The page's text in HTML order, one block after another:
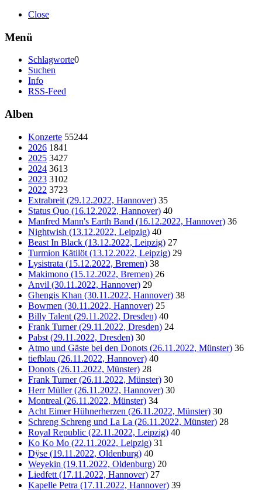
Close
Menü
Schlagworte0
Suchen
Info
RSS-Feed
Alben
Konzerte 55244
2026 1841
2025 3427
2024 3613
2023 3102
2022 3723
Extrabreit (29.12.2022, Hannover) 35
Status Quo (16.12.2022, Hannover) 40
Manfred Mann's Earth Band (16.12.2022, Hannover) 36
Nightwish (13.12.2022, Leipzig) 40
Beast In Black (13.12.2022, Leipzig) 27
Turmion Kätilöt (13.12.2022, Leipzig) 29
Lysistrata (15.12.2022, Bremen) 38
Makimono (15.12.2022, Bremen) 26
Anvil (30.11.2022, Hannover) 29
Ghengis Khan (30.11.2022, Hannover) 38
Bowmen (30.11.2022, Hannover) 25
Billy Talent (29.11.2022, Dresden) 40
Frank Turner (29.11.2022, Dresden) 24
Pabst (29.11.2022, Dresden) 30
Atmo und Gäste bei den Donots (26.11.2022, Münster) 36
tiefblau (26.11.2022, Hannover) 40
Donots (26.11.2022, Münster) 28
Frank Turner (26.11.2022, Münster) 30
Herr Müller (26.11.2022, Hannover) 30
Montreal (26.11.2022, Münster) 34
Acht Eimer Hühnerherzen (26.11.2022, Münster) 30
Schreng Schreng und La La (26.11.2022, Münster) 28
Royal Republic (22.11.2022, Leipzig) 40
Ko Ko Mo (22.11.2022, Leipzig) 31
Dÿse (19.11.2022, Oldenburg) 40
Weyekin (19.11.2022, Oldenburg) 20
Liedfett (17.11.2022, Hannover) 27
Kapelle Petra (17.11.2022, Hannover) 39